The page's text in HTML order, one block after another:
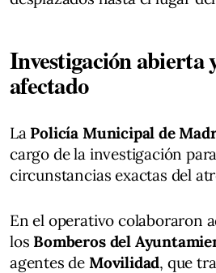
Investigación abierta
afectado
La Policía Municipal de
cargo de la investigación
circunstancias exactas del
En el operativo colaboraron
los Bomberos del
agentes de Movilidad, que